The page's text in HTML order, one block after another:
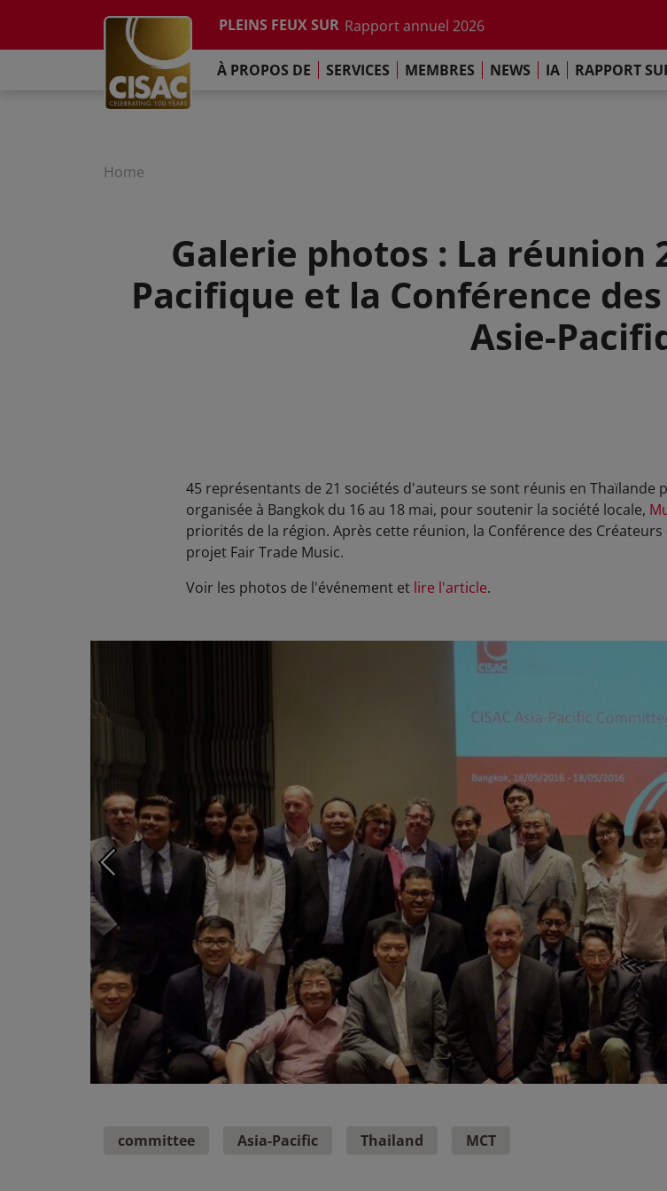
PLEINS FEUX SUR Rapport annuel 2026
L'Engagement de Paris
Rapport sur les Collectes Mondiales 2025
LinkedinYoutubeInstagramFacebookTikTok
À PROPOS DE SERVICES MEMBRES NEWS IA RAPPORT
Home
Galerie photos : La réunion
Pacifique et la Conférence
Asie-
45 représentants de 21 sociétés d'auteurs se sont réunis en Thaïlande
organisée à Bangkok du 16 au 18 mai, pour soutenir la société locale,
priorités de la région. Après cette réunion, la Conférence des
projet Fair Trade Music.
Voir les photos de l'événement et lire l'article.
committee Asia-Pacific Thailand MCT